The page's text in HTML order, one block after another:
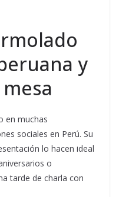
y
en muchas
sociales en Perú. Su
lo hacen ideal
o
tarde de charla con